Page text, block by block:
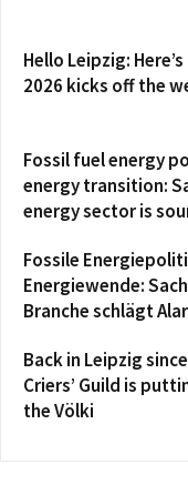
Hello Leipzig:
2026 kicks off the
Fossil fuel energy
energy transition:
energy sector is
Fossile
Energiewende:
Branche schlägt
Back in Leipzig
Criers’ Guild is
the Völki